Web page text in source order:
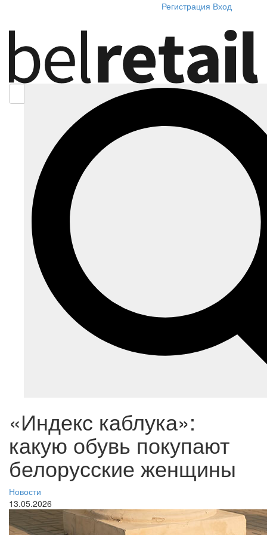
Регистрация Вход
«Индекс каблука»:
какую обувь покупают
белорусские женщины
Новости
13.05.2026